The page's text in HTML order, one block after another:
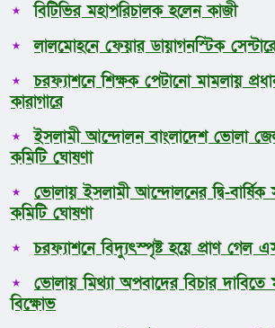
বিটিভির মহাপরিচালক হলেন কাজী
লালমোহনে ফেয়ার ডায়াগনস্টিক
চরফ্যাশনে শিক্ষক পেটানো মামলায়
কারাগারে
ইসলামী আন্দোলন বাংলাদেশ ভোলা
কমিটি ঘোষণা
ভোলায় ইসলামী আন্দোলনের দ্বি-
কমিটি ঘোষণা
চরফ্যাশনে বিদ্যুৎস্পৃষ্ট হয়ে প্রাণ গেল
ভোলায় মিথ্যা অপবাদের বিচার দাবিতে
বিক্ষোভ